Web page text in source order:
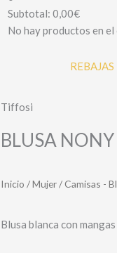
Subtotal: 0,00€
No hay productos en el
REBAJAS
Tiffosi
BLUSA
Inicio /Mujer/Camisas -
Blusa blanca con